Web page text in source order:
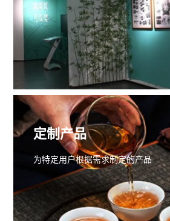
定制产品
为特定用户根据需求制定的产品